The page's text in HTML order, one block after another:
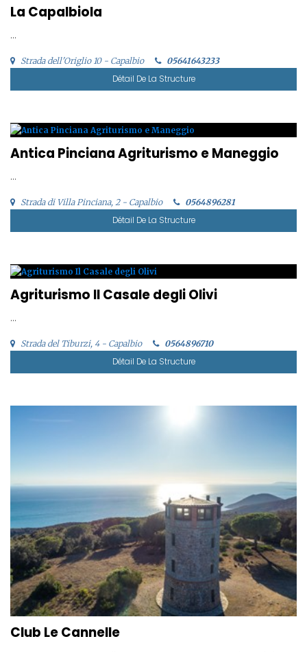
La Capalbiola
...
Strada dell'Origlio 10 - Capalbio 05641643233
Détail De La Structure
Antica Pinciana Agriturismo e Maneggio
...
Strada di Villa Pinciana, 2 - Capalbio 0564896281
Détail De La Structure
Agriturismo Il Casale degli Olivi
...
Strada del Tiburzi, 4 - Capalbio 0564896710
Détail De La Structure
Club Le Cannelle